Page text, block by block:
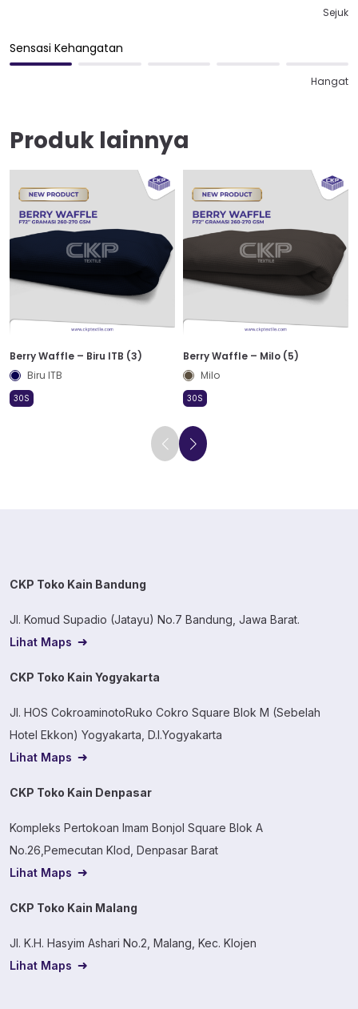
Sejuk
Sensasi Kehangatan
Hangat
Produk lainnya
Berry Waffle – Biru ITB (3)
Biru ITB
30S
Berry Waffle – Milo (5)
Milo
30S
CKP Toko Kain Bandung
Jl. Komud Supadio (Jatayu) No.7 Bandung, Jawa Barat.
Lihat Maps
CKP Toko Kain Yogyakarta
Jl. HOS CokroaminotoRuko Cokro Square Blok M (Sebelah
Hotel Ekkon) Yogyakarta, D.I.Yogyakarta
Lihat Maps
CKP Toko Kain Denpasar
Kompleks Pertokoan Imam Bonjol Square Blok A
No.26,Pemecutan Klod, Denpasar Barat
Lihat Maps
CKP Toko Kain Malang
Jl. K.H. Hasyim Ashari No.2, Malang, Kec. Klojen
Lihat Maps